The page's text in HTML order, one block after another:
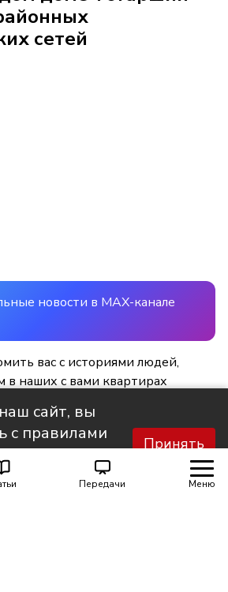
Передачи Меню
сетей
новости в MAX-канале
вас с историями людей,
в наших с вами квартирах
сайт, вы
с правилами
Принять